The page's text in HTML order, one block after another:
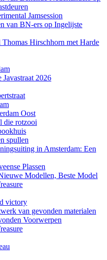
Jamsession
van BN-ers op Ingelijste
Thomas Hirschhorn met Harde
Javastraat 2026
Oost
die rotzooi
spullen
in Amsterdam: Een
Plassen
Modellen, Beste Model
victory
van gevonden materialen
Voorwerpen